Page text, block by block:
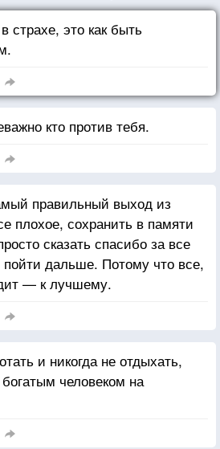
страхе, это как быть
кто против тебя.
правильный выход из
плохое, сохранить в памяти
сказать спасибо за все
дальше. Потому что все,
— к лучшему.
и никогда не отдыхать,
человеком на